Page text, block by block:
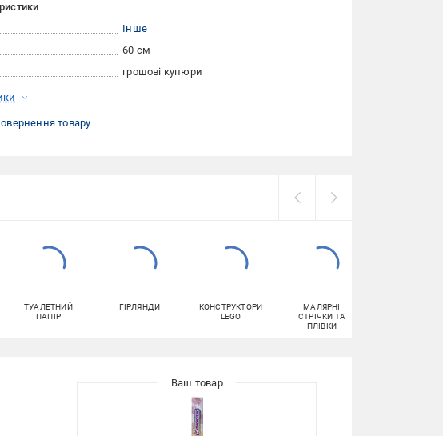
Інше
60 см
грошові купюри
товару
ТУАЛЕТНИЙ
ПАПІР
ГІРЛЯНДИ
КОНСТРУКТОРИ
LEGO
МАЛЯРНІ
СТРІЧКИ ТА
ПЛІВКИ